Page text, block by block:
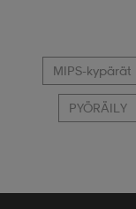
MIPS-kypärät
PYÖRÄILY